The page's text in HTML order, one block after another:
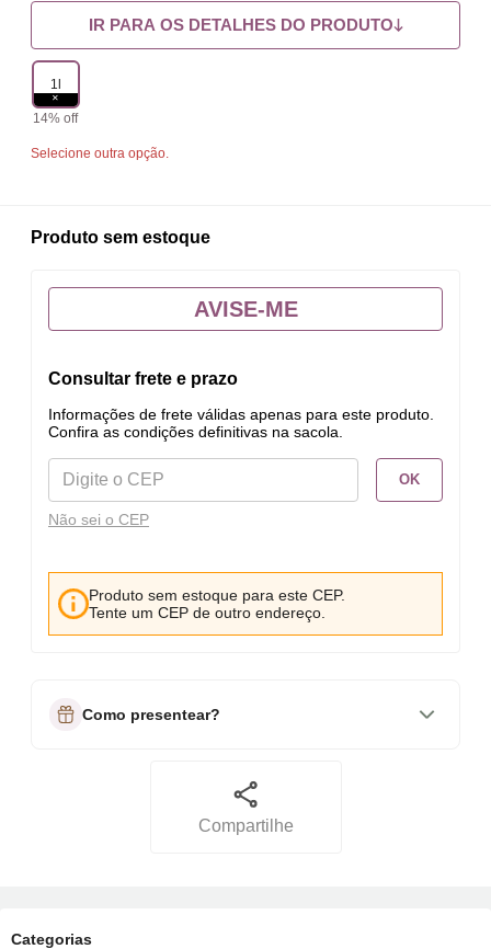
IR PARA OS DETALHES DO PRODUTO
1l
14% off
Selecione outra opção.
Produto sem estoque
AVISE-ME
Consultar frete e prazo
Informações de frete válidas apenas para este produto.
Confira as condições definitivas na sacola.
OK
Não sei o CEP
Produto sem estoque para este CEP.
Tente um CEP de outro endereço.
Como presentear?
Compartilhe
Categorias